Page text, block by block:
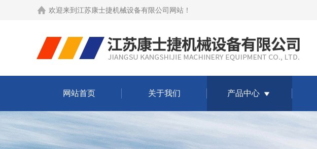
欢迎来到 江苏康士捷机械设备有限公司网站 ！
网站首页 关于我们 产品中心